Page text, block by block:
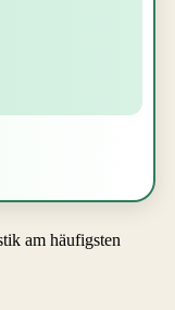
am häufigsten